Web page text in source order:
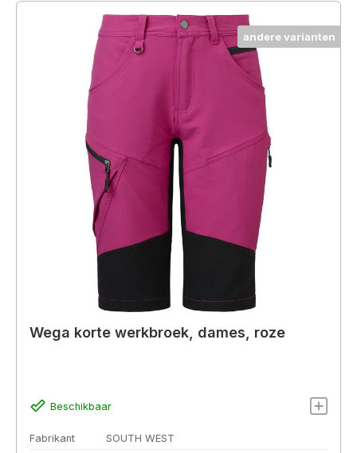
andere varianten
Wega korte werkbroek, dames, roze
Beschikbaar
Fabrikant
SOUTH WEST